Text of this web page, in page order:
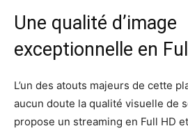
Une qualité d’image
exceptionnelle en
L’un des atouts majeurs de cette
aucun doute la qualité visuelle de
propose un streaming en Full HD